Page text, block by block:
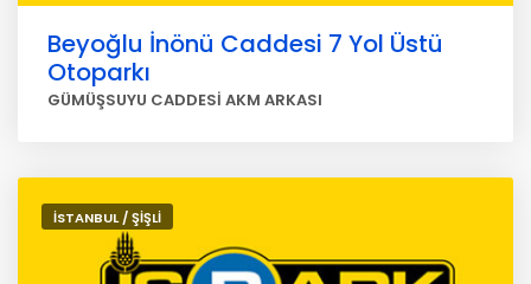
Beyoğlu İnönü Caddesi 7 Yol Üstü
Otoparkı
GÜMÜŞSUYU CADDESİ AKM ARKASI
İSTANBUL / ŞİŞLİ